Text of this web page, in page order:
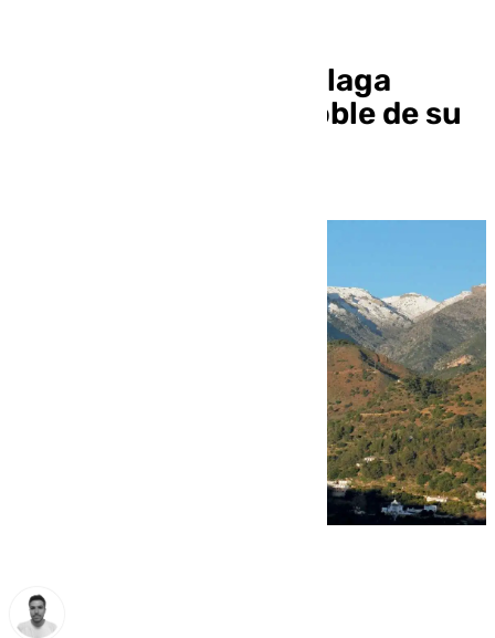
Los municipios de Málaga
donde ha llovido el doble de su